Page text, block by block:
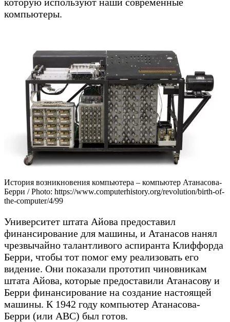
компьютеры.
История возникновения компьютера – компьютер Атанасова-
Берри / Photo: https://www.computerhistory.org/revolution/birth-of-
the-computer/4/99
Университет штата Айова предоставил
финансирование для машины, и Атанасов нанял
чрезвычайно талантливого аспиранта Клиффорда
Берри, чтобы тот помог ему реализовать его
видение. Они показали прототип чиновникам
штата Айова, которые предоставили Атанасову и
Берри финансирование на создание настоящей
машины. К 1942 году компьютер Атанасова-
Берри (или ABC) был готов.